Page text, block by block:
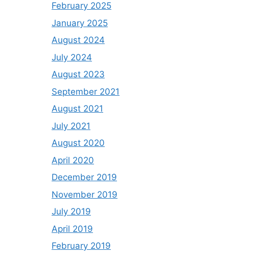
February 2025
January 2025
August 2024
July 2024
August 2023
September 2021
August 2021
July 2021
August 2020
April 2020
December 2019
November 2019
July 2019
April 2019
February 2019